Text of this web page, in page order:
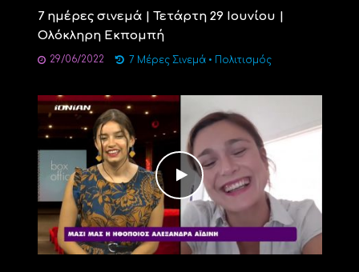
7 ημέρες σινεμά | Τετάρτη 29 Ιουνίου |
Ολόκληρη Εκπομπή
29/06/2022 7 Μέρες Σινεμά • Πολιτισμός